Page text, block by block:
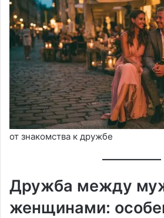
от знакомства к дружбе
Дружба между
женщинами: